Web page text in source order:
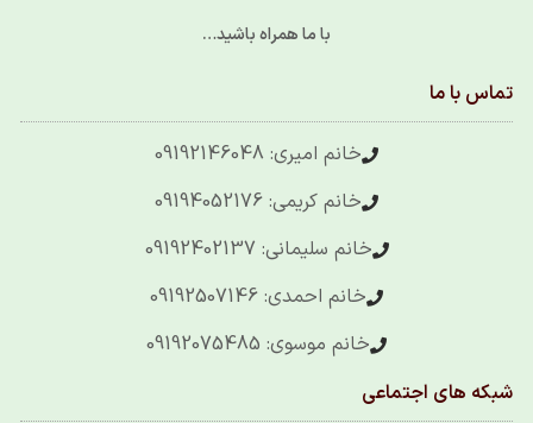
با ما همراه باشید…
تماس با ما
خانم امیری: 09192146048
خانم کریمی: 09194052176
خانم سلیمانی: 09192402137
خانم احمدی: 09192507146
خانم موسوی: 09192075485
شبکه های اجتماعی